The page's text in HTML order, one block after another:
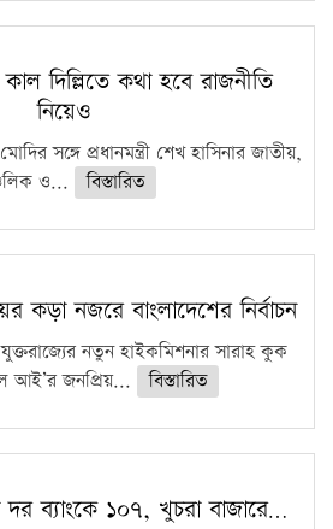
কাল দিল্লিতে কথা হবে রাজনীতি
নিয়েও
মোদির সঙ্গে প্রধানমন্ত্রী শেখ হাসিনার জাতীয়,
ও...
বিস্তারিত
কড়া নজরে বাংলাদেশের নির্বাচন
নতুন হাইকমিশনার সারাহ কুক
আই’র জনপ্রিয়...
বিস্তারিত
ব্যাংকে ১০৭, খুচরা বাজারে…